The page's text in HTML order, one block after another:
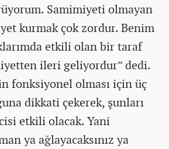
Samimiyeti olmayan
kurmak çok zordur. Benim
etkili olan bir taraf
ileri geliyordur” dedi.
fonksiyonel olması için üç
dikkati çekerek, şunları
etkili olacak. Yani
ya ağlayacaksınız ya